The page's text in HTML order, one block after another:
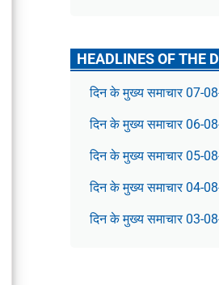
HEADLINES OF THE
दिन के मुख्य समाचार 07-
दिन के मुख्य समाचार 06-
दिन के मुख्य समाचार 05-
दिन के मुख्य समाचार 04-
दिन के मुख्य समाचार 03-